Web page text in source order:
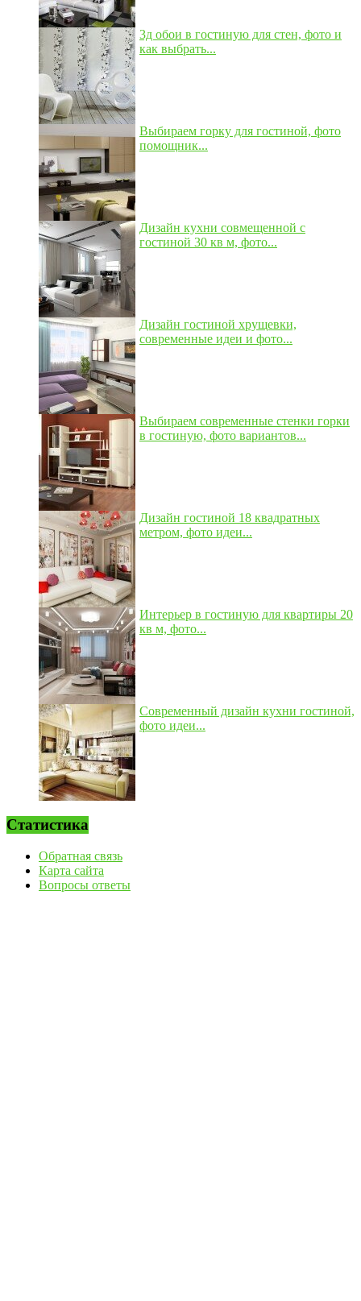
3д обои в гостиную для стен, фото и
как выбрать...
Выбираем горку для гостиной, фото
помощник...
Дизайн кухни совмещенной с
гостиной 30 кв м, фото...
Дизайн гостиной хрущевки,
современные идеи и фото...
Выбираем современные стенки горки
в гостиную, фото вариантов...
Дизайн гостиной 18 квадратных
метром, фото идеи...
Интерьер в гостиную для квартиры 20
кв м, фото...
Современный дизайн кухни гостиной,
фото идеи...
Статистика
Обратная связь
Карта сайта
Вопросы ответы